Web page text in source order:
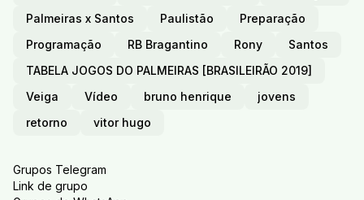
Palmeiras x Santos
Paulistão
Preparação
Programação
RB Bragantino Rony
Santos
TABELA JOGOS DO PALMEIRAS [BRASILEIRÃO 2019]
Veiga
Vídeo bruno henrique
jovens
retorno
vitor hugo
Grupos Telegram
Link de grupo